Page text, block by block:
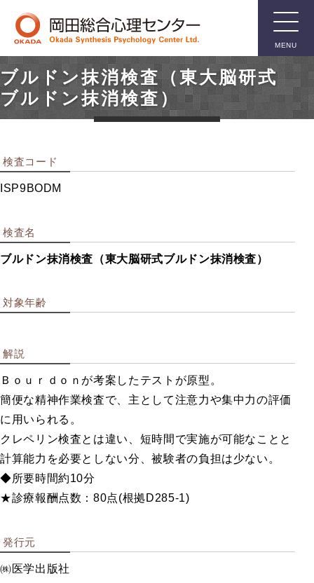
ブルドン抹消検査（東大脳研式
ブルドン抹消検査）
検査コード
ISP9BODM
検査名
ブルドン抹消検査（東大脳研式ブルドン抹消検査）
対象年齢
解説
Ｂｏｕｒｄｏｎが考案したテストが原型。
簡便な精神作業検査で、主として注意力や集中力の評価
に用いられる。
クレペリン検査とは違い、短時間で実施が可能なことと
計算能力を必要としない分、被験者の負担は少ない。
◆所要時間約10分
★診療報酬点数：80点(根拠D285-1)
発行元
㈱医学出版社
MENU
臨床用検
査
知能検査
人格検査
箱庭療法用具
その他臨床用検査
査
職業興味を調べる
創造性・知能を調べる
職業適性を調べる
総合ストレス検査など
性格を調べる